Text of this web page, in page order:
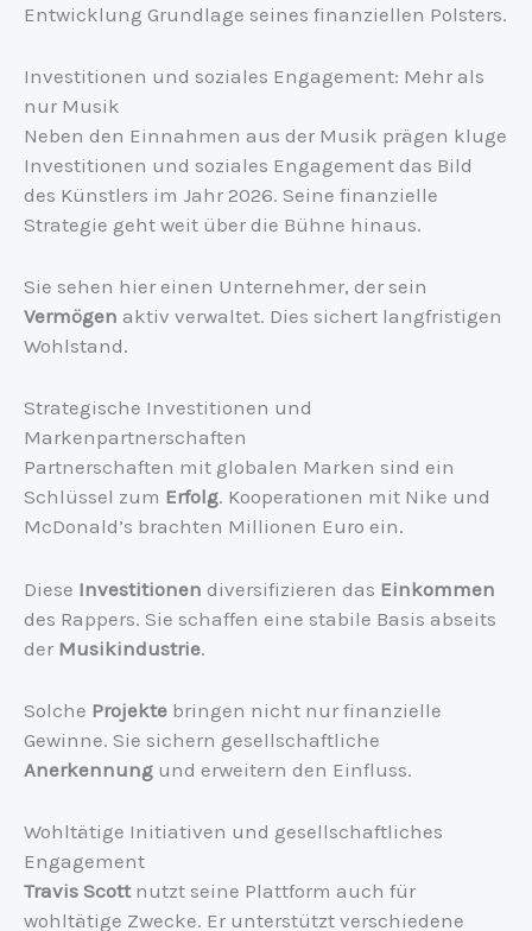
Entwicklung Grundlage seines finanziellen Polsters.
Investitionen und soziales Engagement: Mehr als
nur Musik
Neben den Einnahmen aus der Musik prägen kluge
Investitionen und soziales Engagement das Bild
des Künstlers im Jahr 2026. Seine finanzielle
Strategie geht weit über die Bühne hinaus.
Sie sehen hier einen Unternehmer, der sein
Vermögen aktiv verwaltet. Dies sichert langfristigen
Wohlstand.
Strategische Investitionen und
Markenpartnerschaften
Partnerschaften mit globalen Marken sind ein
Schlüssel zum Erfolg. Kooperationen mit Nike und
McDonald’s brachten Millionen Euro ein.
Diese Investitionen diversifizieren das Einkommen
des Rappers. Sie schaffen eine stabile Basis abseits
der Musikindustrie.
Solche Projekte bringen nicht nur finanzielle
Gewinne. Sie sichern gesellschaftliche
Anerkennung und erweitern den Einfluss.
Wohltätige Initiativen und gesellschaftliches
Engagement
Travis Scottnutzt seine Plattform auch für
wohltätige Zwecke. Er unterstützt verschiedene